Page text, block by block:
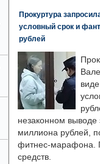
Прокуртура
условный срок и
рублей
незаконном выводе
миллиона рублей,
фитнес-марафона.
средств.